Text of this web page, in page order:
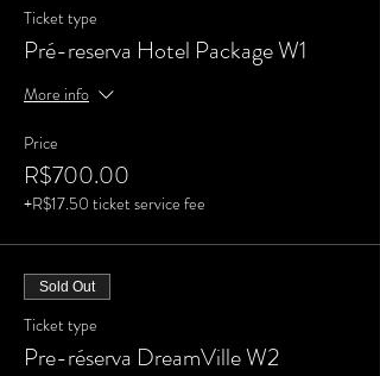
Ticket type
Pré-reserva Hotel Package W1
More info
Price
R$700.00
+R$17.50 ticket service fee
Sold Out
Ticket type
Pre-réserva DreamVille W2